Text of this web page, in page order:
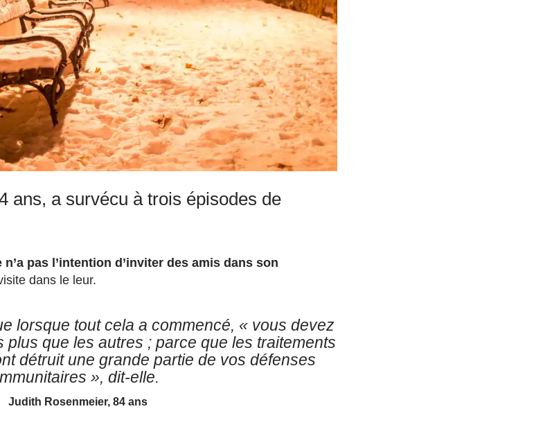
ans, a survécu à trois épisodes de
pas l’intention d’inviter des amis dans son
dans le leur.
lorsque tout cela a commencé, « vous devez
plus que les autres ; parce que les traitements
détruit une grande partie de vos défenses
», dit-elle.
Judith Rosenmeier, 84 ans